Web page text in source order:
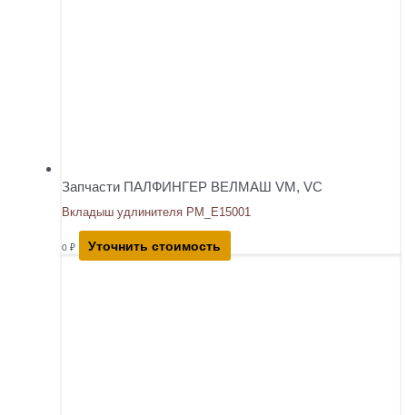
Запчасти ПАЛФИНГЕР ВЕЛМАШ VM, VC
Вкладыш удлинителя PM_E15001
0 ₽ Уточнить стоимость